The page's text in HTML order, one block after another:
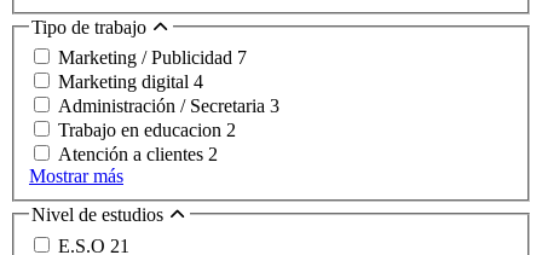
Tipo de trabajo
Marketing / Publicidad 7
Marketing digital 4
Administración / Secretaria 3
Trabajo en educacion 2
Atención a clientes 2
Mostrar más
Nivel de estudios
E.S.O 21